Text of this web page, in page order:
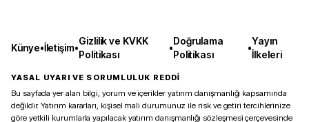
Künye•İletişim•
Gizlilik ve KVKK
Politikası
•
Doğrulama
Politikası
•
Yayın
İlkeleri
YASAL UYARI VE SORUMLULUK REDDİ
Bu sayfada yer alan bilgi, yorum ve içerikler yatırım danışmanlığı kapsamında
değildir. Yatırım kararları, kişisel mali durumunuz ile risk ve getiri tercihlerinize
göre yetkili kurumlarla yapılacak yatırım danışmanlığı sözleşmesi çerçevesinde